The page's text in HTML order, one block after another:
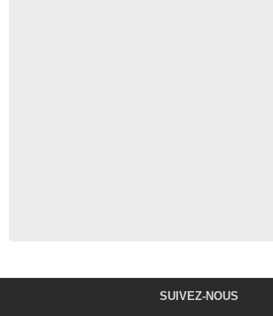
SUIVEZ-NOUS